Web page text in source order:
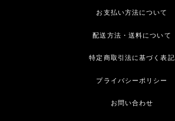
お支払い方法について
配送方法・送料について
特定商取引法に基づく表記
プライバシーポリシー
お問い合わせ